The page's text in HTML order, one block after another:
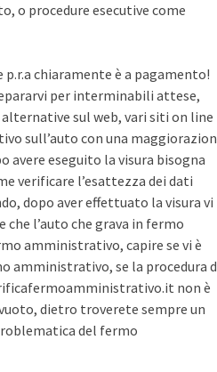
o procedure esecutive come
p.r.a chiaramente è a pagamento!
per interminabili attese,
alternative sul web, vari siti on line
sull’auto con una
avere eseguito la visura bisogna
verificare l’esattezza dei dati
dopo aver effettuato la visura vi
l’auto che grava in fermo
amministrativo, capire se vi è
amministrativo, se la procedura
non è
dietro troverete sempre un
del fermo